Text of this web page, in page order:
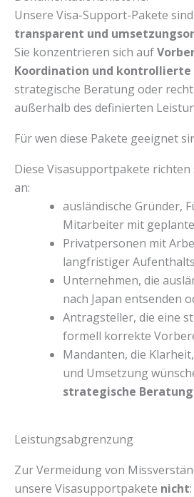
Unsere Visa-Support-Pakete sind
transparent und
Sie konzentrieren sich auf
Koordination und kontrollierte
strategische Beratung oder
außerhalb des definierten
Für wen diese Pakete geeignet
Diese Visasupportpakete richten
an:
ausländische Gründer,
Mitarbeiter mit
Privatpersonen mit
langfristiger
Unternehmen, die
nach Japan entsenden
Antragsteller, die eine
formell korrekte
Mandanten, die
und Umsetzung
strategische Beratung
Leistungsabgrenzung
Zur Vermeidung von
unsere Visasupportpakete nicht: